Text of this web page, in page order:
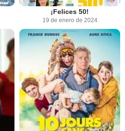
¡Felices 50!
19 de enero de 2024